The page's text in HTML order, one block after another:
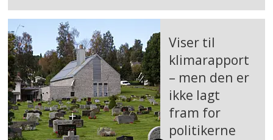
Viser til
klimarapport
– men den er
ikke lagt
fram for
politikerne